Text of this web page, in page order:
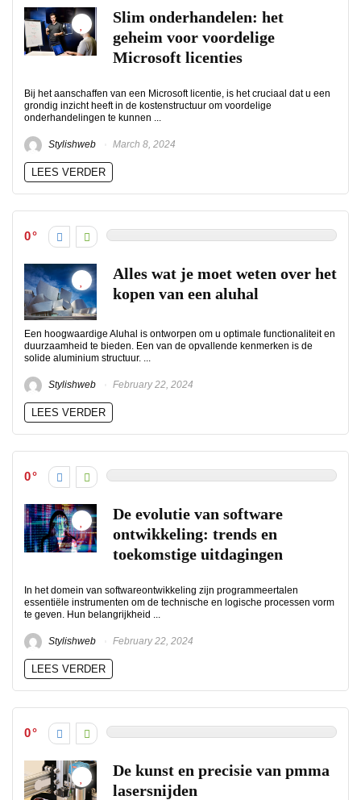
Slim onderhandelen: het
geheim voor voordelige
Microsoft licenties
Bij het aanschaffen van een Microsoft licentie, is het cruciaal dat u een
grondig inzicht heeft in de kostenstructuur om voordelige
onderhandelingen te kunnen ...
Stylishweb March 8, 2024
LEES VERDER
0
Alles wat je moet weten over het
kopen van een aluhal
Een hoogwaardige Aluhal is ontworpen om u optimale functionaliteit en
duurzaamheid te bieden. Een van de opvallende kenmerken is de
solide aluminium structuur. ...
Stylishweb February 22, 2024
LEES VERDER
0
De evolutie van software
ontwikkeling: trends en
toekomstige uitdagingen
In het domein van softwareontwikkeling zijn programmeertalen
essentiële instrumenten om de technische en logische processen vorm
te geven. Hun belangrijkheid ...
Stylishweb February 22, 2024
LEES VERDER
0
De kunst en precisie van pmma
lasersnijden